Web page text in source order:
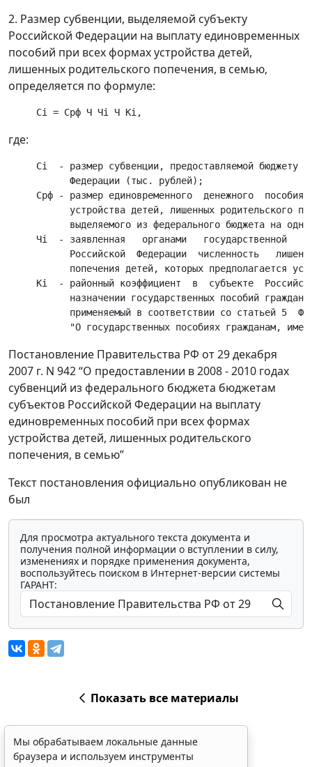
2. Размер субвенции, выделяемой субъекту
Российской Федерации на выплату единовременных
пособий при всех формах устройства детей,
лишенных родительского попечения, в семью,
определяется по формуле:
где:
Сi  - размер субвенции, предоставляемой бюджету
           Федерации (тыс. рублей);
Срф - размер единовременного  денежного  пособия
устройства детей, лишенных родительского
выделяемого из федерального бюджета на
Чi  - заявленная   органами   государственной
Российской  Федерации  численность
попечения детей, которых предполагается
Ki  - районный коэффициент  в  субъекте
назначении государственных пособий
применяемый в соответствии со статьей 5
Постановление Правительства РФ от 29 декабря
2007 г. N 942 “О предоставлении в 2008 - 2010 годах
субвенций из федерального бюджета бюджетам
субъектов Российской Федерации на выплату
единовременных пособий при всех формах
устройства детей, лишенных родительского
попечения, в семью”
Текст постановления официально опубликован не
был
Для просмотра актуального текста документа и
получения полной информации о вступлении в силу,
изменениях и порядке применения документа,
воспользуйтесь поиском в Интернет-версии системы
ГАРАНТ:
Показать все материалы
Мы обрабатываем локальные данные
браузера и используем инструменты